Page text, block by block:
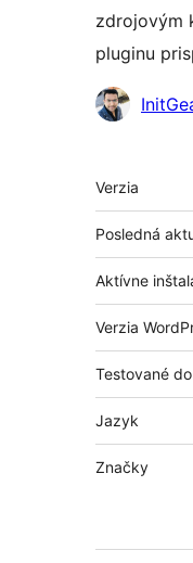
zdrojovým
pluginu
Meta
Verzia
Posledná
Aktívne
Verzia
Testované
Jazyk
Značky